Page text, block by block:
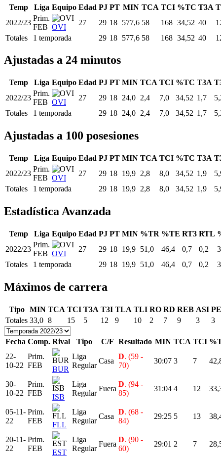
Temp Liga Equipo Edad PJ PT MIN TCA TCI %TC T3A
2022/23
Prim.
FEB OVI
27 29 18 577,6 58 168 34,52 40
Totales
1 temporada 29 18 577,6 58 168 34,52 40
Ajustadas a 24 minutos
Temp Liga Equipo Edad PJ PT MIN TCA TCI %TC T3A
2022/23
Prim.
FEB OVI
27 29 18 24,0 2,4 7,0 34,52 1,7
Totales
1 temporada 29 18 24,0 2,4 7,0 34,52 1,7
Ajustadas a 100 posesiones
Temp Liga Equipo Edad PJ PT MIN TCA TCI %TC T3A
2022/23
Prim.
FEB OVI
27 29 18 19,9 2,8 8,0 34,52 1,9
Totales
1 temporada 29 18 19,9 2,8 8,0 34,52 1,9
Estadística Avanzada
Temp Liga Equipo Edad PJ PT MIN %TR %TE RT3 RTL
2022/23
Prim.
FEB OVI
27 29 18 19,9 51,0 46,4 0,7 0,2
Totales
1 temporada 29 18 19,9 51,0 46,4 0,7 0,2
Máximos de carrera
Tipo MIN TCA TCI T3A T3I TLA TLI RO RD REB ASI
Totales 33,0 8 15 5 12 9 10 2 7 9 3 3
Fecha Comp. Rival Tipo C/F Resultado MIN TCA TCI
22-
10-22
Prim.
FEB
BUR
Liga
Regular
Casa
D. (59 -
70)
30:07 3 7
30-
10-22
Prim.
FEB
ISB
Liga
Regular
Fuera
D. (94 -
85)
31:04 4 12
05-11-
22
Prim.
FEB
FLL
Liga
Regular
Casa
D. (68 -
84)
29:25 5 13
20-11-
22
Prim.
FEB
EST
Liga
Regular
Fuera
D. (90 -
60)
29:01 2 7